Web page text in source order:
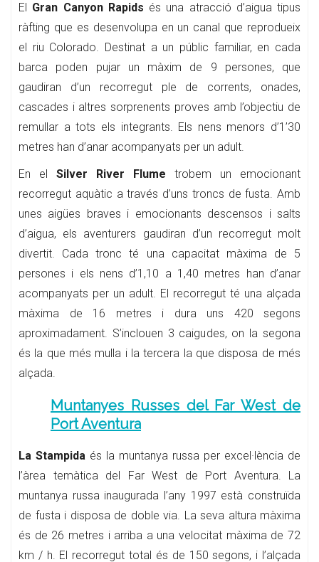
El Gran Canyon Rapids és una atracció d’aigua tipus
ràfting que es desenvolupa en un canal que reprodueix
el riu Colorado. Destinat a un públic familiar, en cada
barca poden pujar un màxim de 9 persones, que
gaudiran d’un recorregut ple de corrents, onades,
cascades i altres sorprenents proves amb l’objectiu de
remullar a tots els integrants. Els nens menors d’1’30
metres han d’anar acompanyats per un adult.
En el Silver River Flume trobem un emocionant
recorregut aquàtic a través d’uns troncs de fusta. Amb
unes aigües braves i emocionants descensos i salts
d’aigua, els aventurers gaudiran d’un recorregut molt
divertit. Cada tronc té una capacitat màxima de 5
persones i els nens d’1,10 a 1,40 metres han d’anar
acompanyats per un adult. El recorregut té una alçada
màxima de 16 metres i dura uns 420 segons
aproximadament. S’inclouen 3 caigudes, on la segona
és la que més mulla i la tercera la que disposa de més
alçada.
Muntanyes Russes del Far West de
Port Aventura
La Stampida és la muntanya russa per excel·lència de
l’àrea temàtica del Far West de Port Aventura. La
muntanya russa inaugurada l’any 1997 està construïda
de fusta i disposa de doble via. La seva altura màxima
és de 26 metres i arriba a una velocitat màxima de 72
km / h. El recorregut total és de 150 segons, i l’alçada